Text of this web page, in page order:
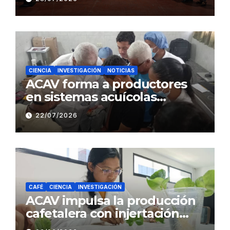
Sistemas Sustentables de
Café
CIENCIA INVESTIGACIÓN NOTICIAS
ACAV forma a productores
en sistemas acuícolas
sustentables en Barinas
22/07/2026
CAFÉ CIENCIA INVESTIGACIÓN
ACAV impulsa la producción
cafetalera con injertación
hipocotiledonaria